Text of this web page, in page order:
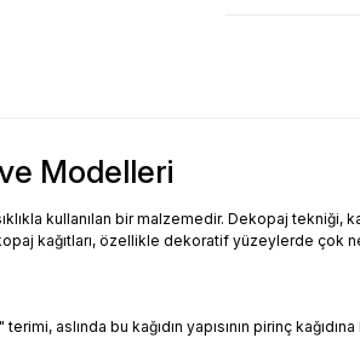
Modelleri
kullanılan bir malzemedir. Dekopaj tekniği,
kağıtları, özellikle dekoratif yüzeylerde
aslında bu kağıdın yapısının pirinç